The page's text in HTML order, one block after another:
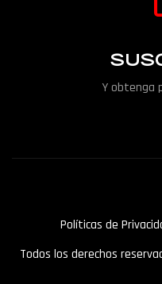
Y obtenga
Políticas de
Todos los derechos